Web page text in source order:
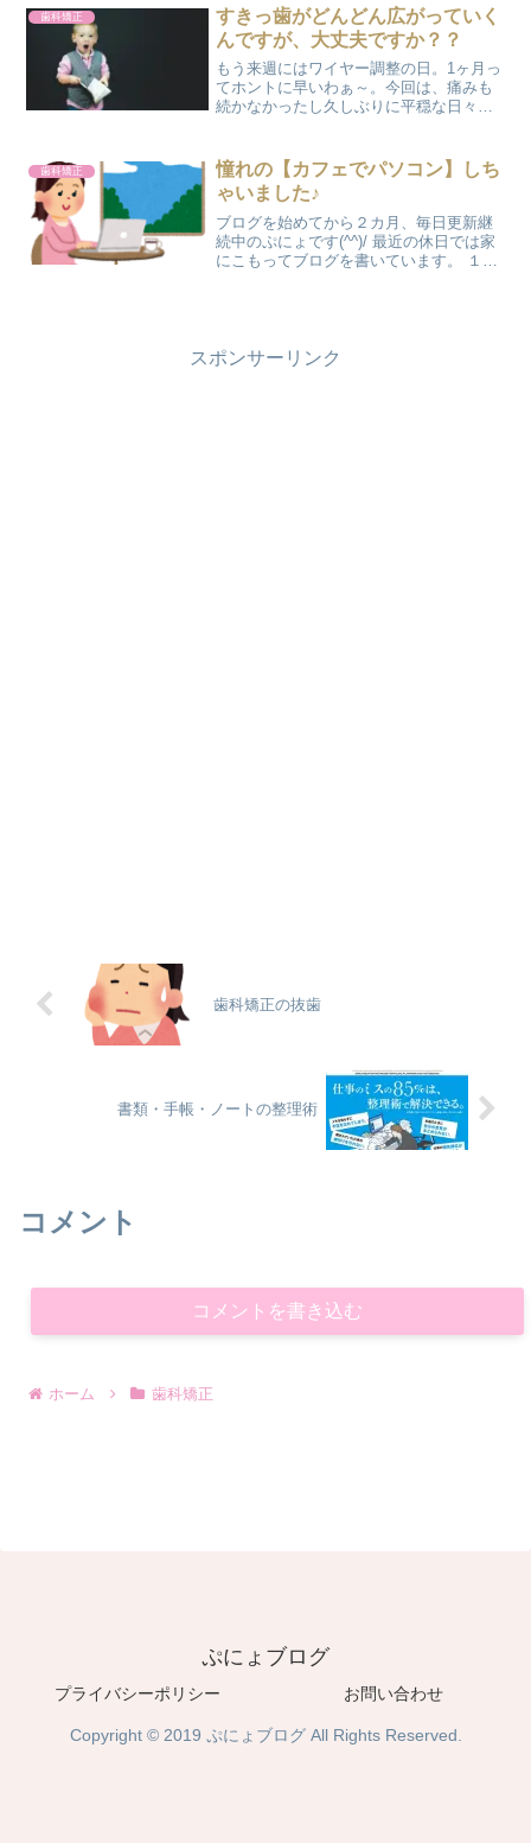
痛みもほとんどないので、『今度はカラ
ーモジュール何色にしよ...
歯科矯正
すきっ歯がどんどん広がっていく
んですが、大丈夫ですか？？
もう来週にはワイヤー調整の日。1ヶ月っ
てホントに早いわぁ～。今回は、痛みも
続かなかったし久しぶりに平穏な日々を
もう少し引っ込めたいね」なんて言って
たから、こんなに...
歯科矯正
憧れの【カフェでパソコン】しち
ゃいました♪
ブログを始めてから２カ月、毎日更新継
続中のぷにょです(^^)/ 最近の休日では家
にこもってブログを書いています。 １カ
スポンサーリンク
歯科矯正の抜歯
書類・手帳・ノートの整理術
コメント
コメントを書き込む
ホーム 歯科矯正
ぷにょブログ
プライバシーポリシー お問い合わせ
Copyright © 2019 ぷにょブログ All Rights Reserved.